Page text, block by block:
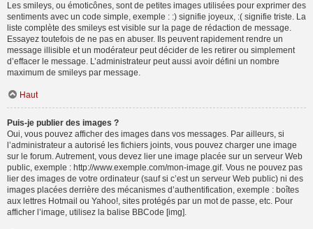
Les smileys, ou émoticônes, sont de petites images utilisées pour exprimer des
sentiments avec un code simple, exemple : :) signifie joyeux, :( signifie triste. La
liste complète des smileys est visible sur la page de rédaction de message.
Essayez toutefois de ne pas en abuser. Ils peuvent rapidement rendre un
message illisible et un modérateur peut décider de les retirer ou simplement
d’effacer le message. L’administrateur peut aussi avoir défini un nombre
maximum de smileys par message.
Haut
Puis-je publier des images ?
Oui, vous pouvez afficher des images dans vos messages. Par ailleurs, si
l’administrateur a autorisé les fichiers joints, vous pouvez charger une image
sur le forum. Autrement, vous devez lier une image placée sur un serveur Web
public, exemple : http://www.exemple.com/mon-image.gif. Vous ne pouvez pas
lier des images de votre ordinateur (sauf si c’est un serveur Web public) ni des
images placées derrière des mécanismes d’authentification, exemple : boîtes
aux lettres Hotmail ou Yahoo!, sites protégés par un mot de passe, etc. Pour
afficher l’image, utilisez la balise BBCode [img].